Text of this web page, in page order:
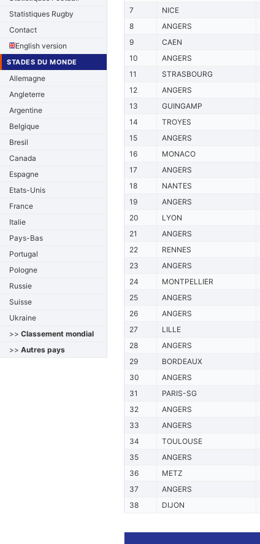
Statistiques Rugby
Contact
English version
STADES DU MONDE
Allemagne
Angleterre
Argentine
Belgique
Bresil
Canada
Espagne
Etats-Unis
France
Italie
Pays-Bas
Portugal
Pologne
Russie
Suisse
Ukraine
>> Classement mondial
>> Autres pays
7
NICE
8
ANGERS
9
CAEN
10
ANGERS
11
STRASBOURG
12
ANGERS
13
GUINGAMP
14
TROYES
15
ANGERS
16
MONACO
17
ANGERS
18
NANTES
19
ANGERS
20
LYON
21
ANGERS
22
RENNES
23
ANGERS
24
MONTPELLIER
25
ANGERS
26
ANGERS
27
LILLE
28
ANGERS
29
BORDEAUX
30
ANGERS
31
PARIS-SG
32
ANGERS
33
ANGERS
34
TOULOUSE
35
ANGERS
36
METZ
37
ANGERS
38
DIJON